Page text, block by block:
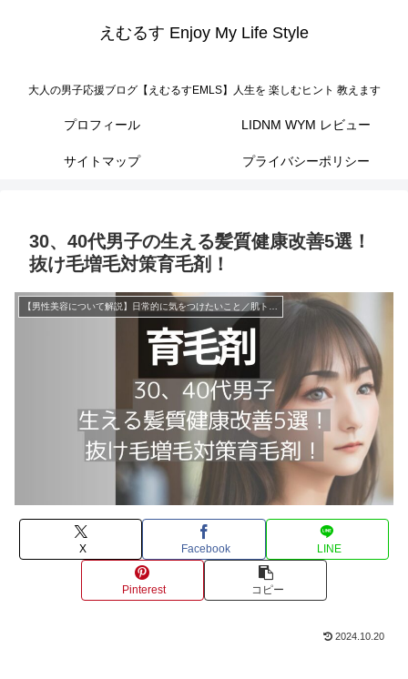
えむるす Enjoy My Life Style
大人の男子応援ブログ【えむるすEMLS】人生を 楽しむヒント 教えます
プロフィール LIDNM WYM レビュー
サイトマップ プライバシーポリシー
30、40代男子の生える髪質健康改善5選！
抜け毛増毛対策育毛剤！
【男性美容について解説】日常的に気をつけたいこと／肌トラブルの解決法／育毛・増毛へのおすすめのアプローチ
X Facebook LINE
Pinterest コピー
2024.10.20